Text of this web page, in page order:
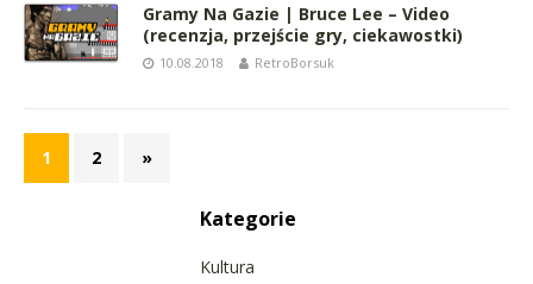
Gramy Na Gazie | Bruce Lee – Video
(recenzja, przejście gry, ciekawostki)
10.08.2018 RetroBorsuk
1 2 »
Kategorie
Kultura